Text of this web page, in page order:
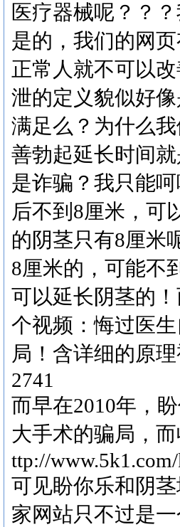
医疗器械呢？？
是的，我们的网
正常人就不可以
泄的定义貌似好
满足么？为什么
善勃起延长时间
是诈骗？我只能
后不到8厘米，可
的阴茎只有8厘米
8厘米的，可能不
可以延长阴茎的
个视频：悔过医
局！含详细的原
2741
而早在2010年，
大手术的骗局，
ttp://
可见盼你乐和阴
家网站只不过是